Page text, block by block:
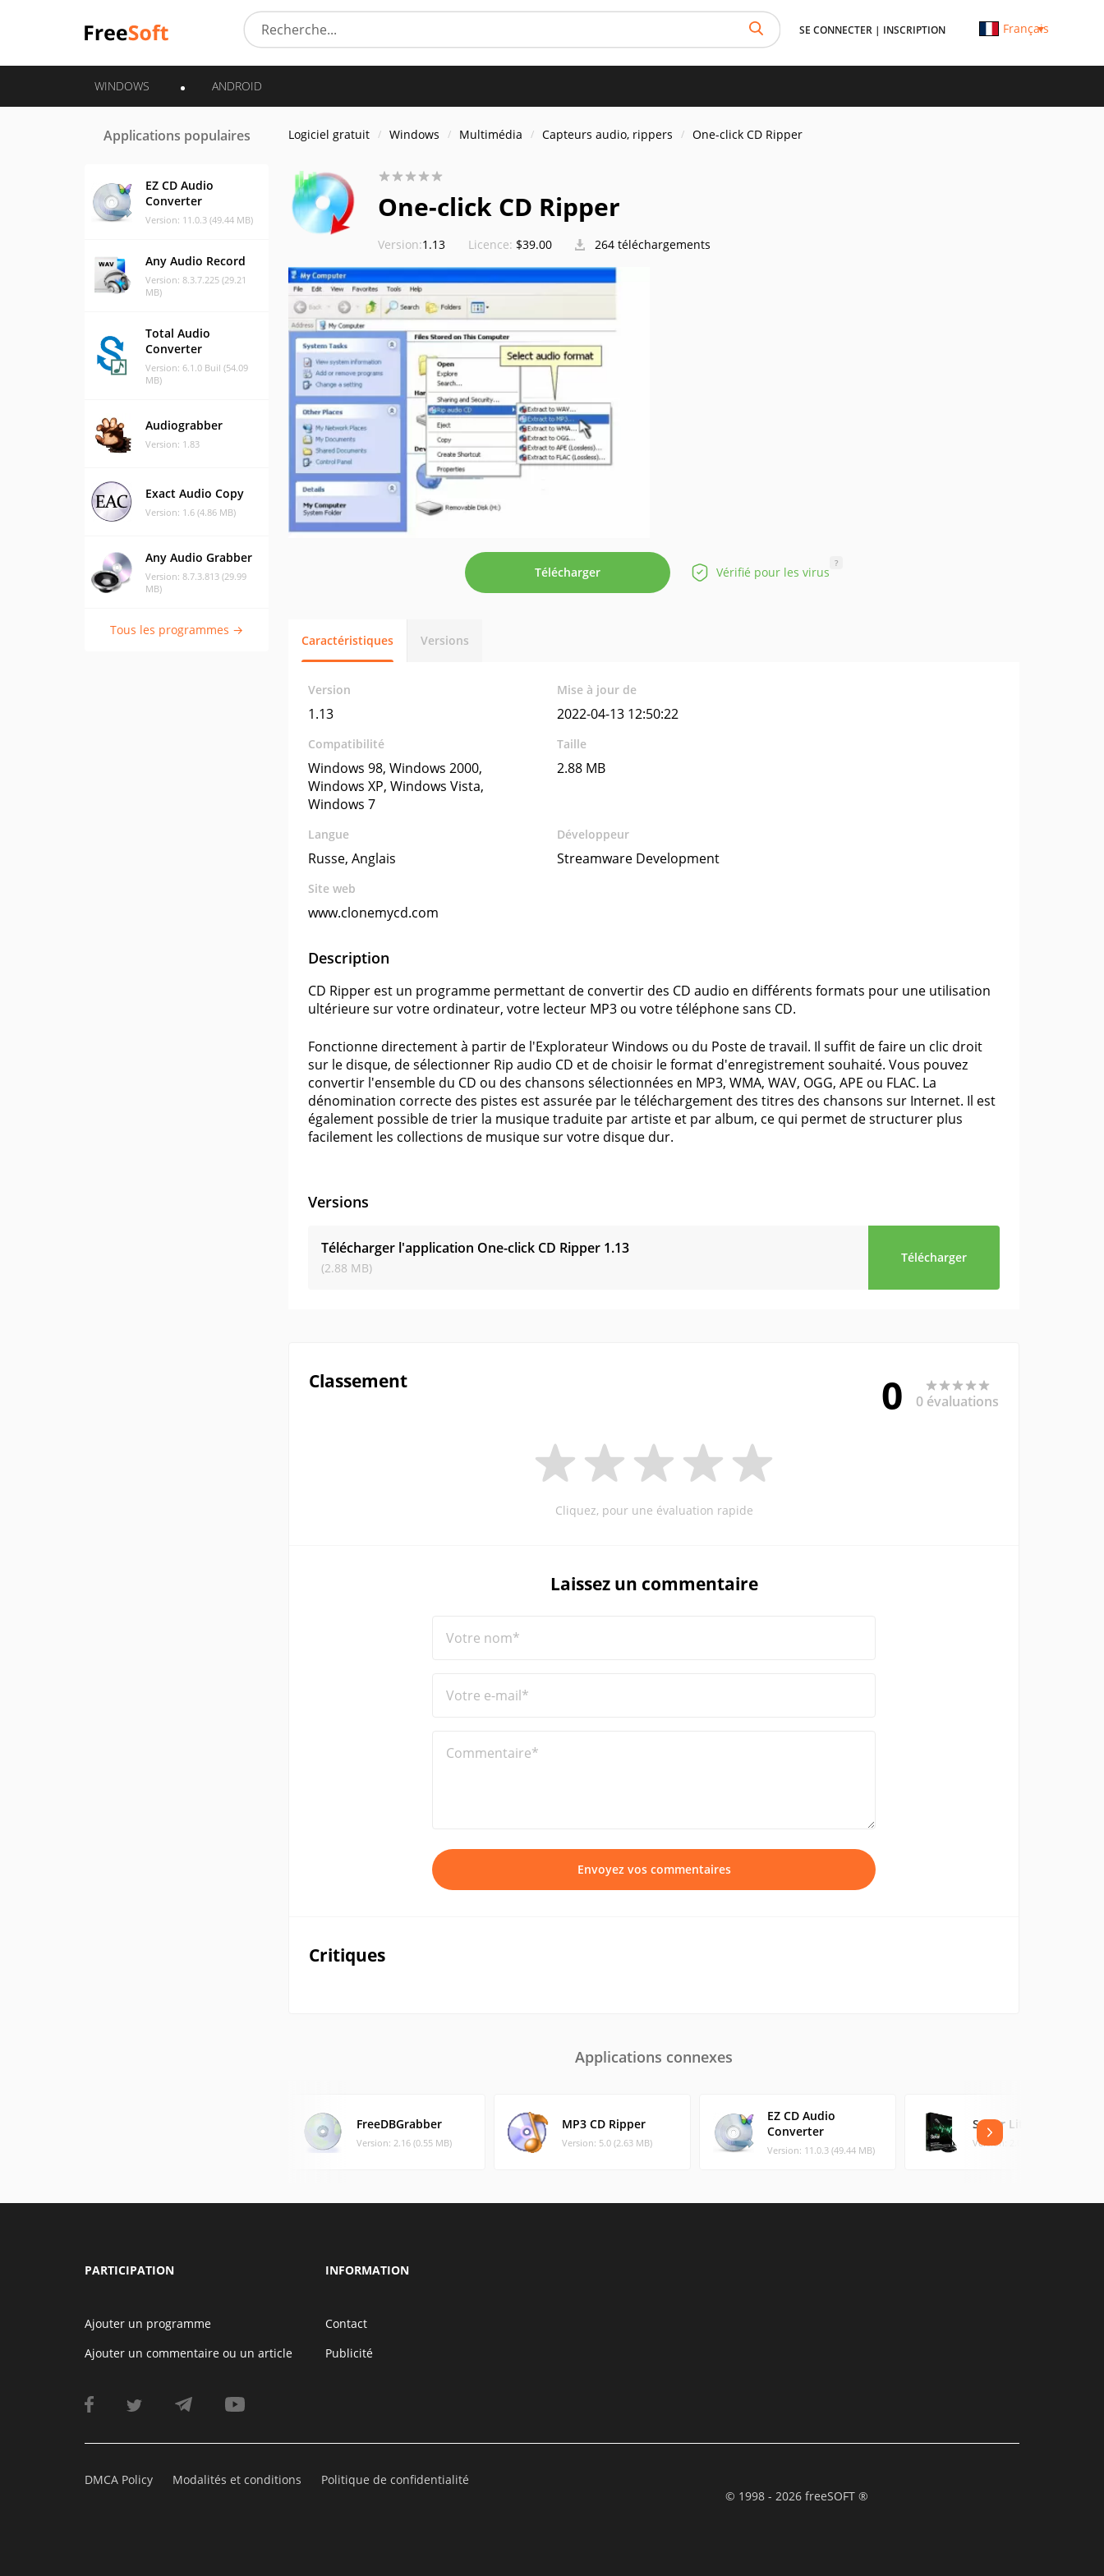
SE CONNECTER | INSCRIPTION Français
WINDOWS ANDROID
Applications populaires
EZ CD Audio
Converter
Version: 11.0.3 (49.44 MB)
Any Audio Record
Version: 8.3.7.225 (29.21
MB)
Total Audio
Converter
Version: 6.1.0 Buil (54.09
MB)
Audiograbber
Version: 1.83
Exact Audio Copy
Version: 1.6 (4.86 MB)
Any Audio Grabber
Version: 8.7.3.813 (29.99
MB)
Tous les programmes →
Logiciel gratuit Windows Multimédia Capteurs audio, rippers One-click CD Ripper
One-click CD Ripper
Version:1.13 Licence: $39.00 264 téléchargements
Télécharger Vérifié pour les virus
?
Caractéristiques Versions
Version
1.13
Mise à jour de
2022-04-13 12:50:22
Compatibilité
Windows 98, Windows 2000,
Windows XP, Windows Vista,
Windows 7
Taille
2.88 MB
Langue
Russe, Anglais
Développeur
Streamware Development
Site web
www.clonemycd.com
Description
CD Ripper est un programme permettant de convertir des CD audio en différents formats pour une utilisation
ultérieure sur votre ordinateur, votre lecteur MP3 ou votre téléphone sans CD.
Fonctionne directement à partir de l'Explorateur Windows ou du Poste de travail. Il suffit de faire un clic droit
sur le disque, de sélectionner Rip audio CD et de choisir le format d'enregistrement souhaité. Vous pouvez
convertir l'ensemble du CD ou des chansons sélectionnées en MP3, WMA, WAV, OGG, APE ou FLAC. La
dénomination correcte des pistes est assurée par le téléchargement des titres des chansons sur Internet. Il est
également possible de trier la musique traduite par artiste et par album, ce qui permet de structurer plus
facilement les collections de musique sur votre disque dur.
Versions
Télécharger l'application One-click CD Ripper 1.13
(2.88 MB)
Télécharger
Classement 0 0 évaluations
Cliquez, pour une évaluation rapide
Laissez un commentaire
Votre nom*
Votre e-mail*
Commentaire*
Envoyez vos commentaires
Critiques
Applications connexes
FreeDBGrabber
Version: 2.16 (0.55 MB)
MP3 CD Ripper
Version: 5.0 (2.63 MB)
EZ CD Audio
Converter
Version: 11.0.3 (49.44 MB)
Sonar Lite
Version: 2.0.3.13 (5.21 MB)
PARTICIPATION
Ajouter un programme
Ajouter un commentaire ou un article
INFORMATION
Contact
Publicité
DMCA Policy Modalités et conditions
Politique de confidentialité
© 1998 - 2026 freeSOFT ®